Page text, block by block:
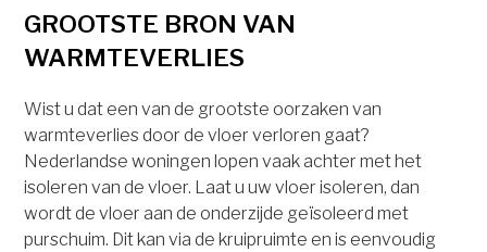
GROOTSTE BRON VAN
WARMTEVERLIES
Wist u dat een van de grootste oorzaken van
warmteverlies door de vloer verloren gaat?
Nederlandse woningen lopen vaak achter met het
isoleren van de vloer. Laat u uw vloer isoleren, dan
wordt de vloer aan de onderzijde geïsoleerd met
purschuim. Dit kan via de kruipruimte en is eenvoudig